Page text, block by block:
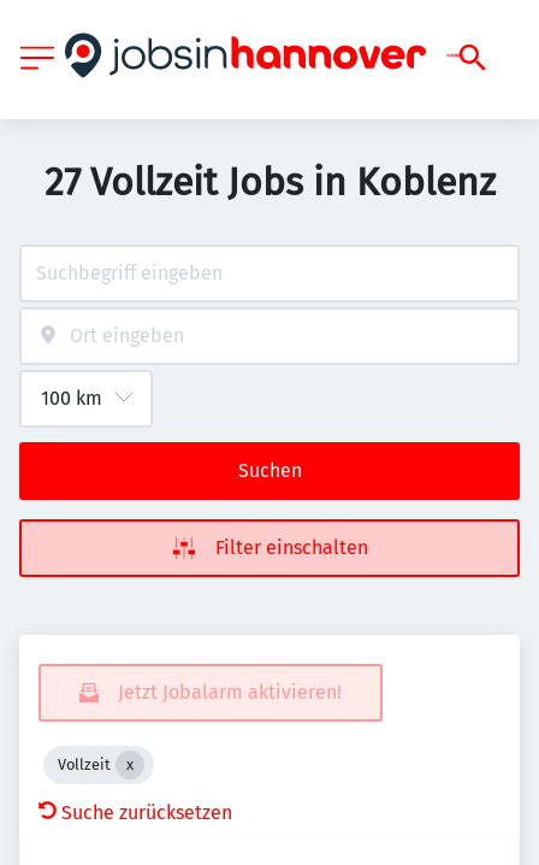
27 Vollzeit Jobs in Koblenz
Suchen
Filter einschalten
Jetzt Jobalarm aktivieren!
Vollzeit
Suche zurücksetzen